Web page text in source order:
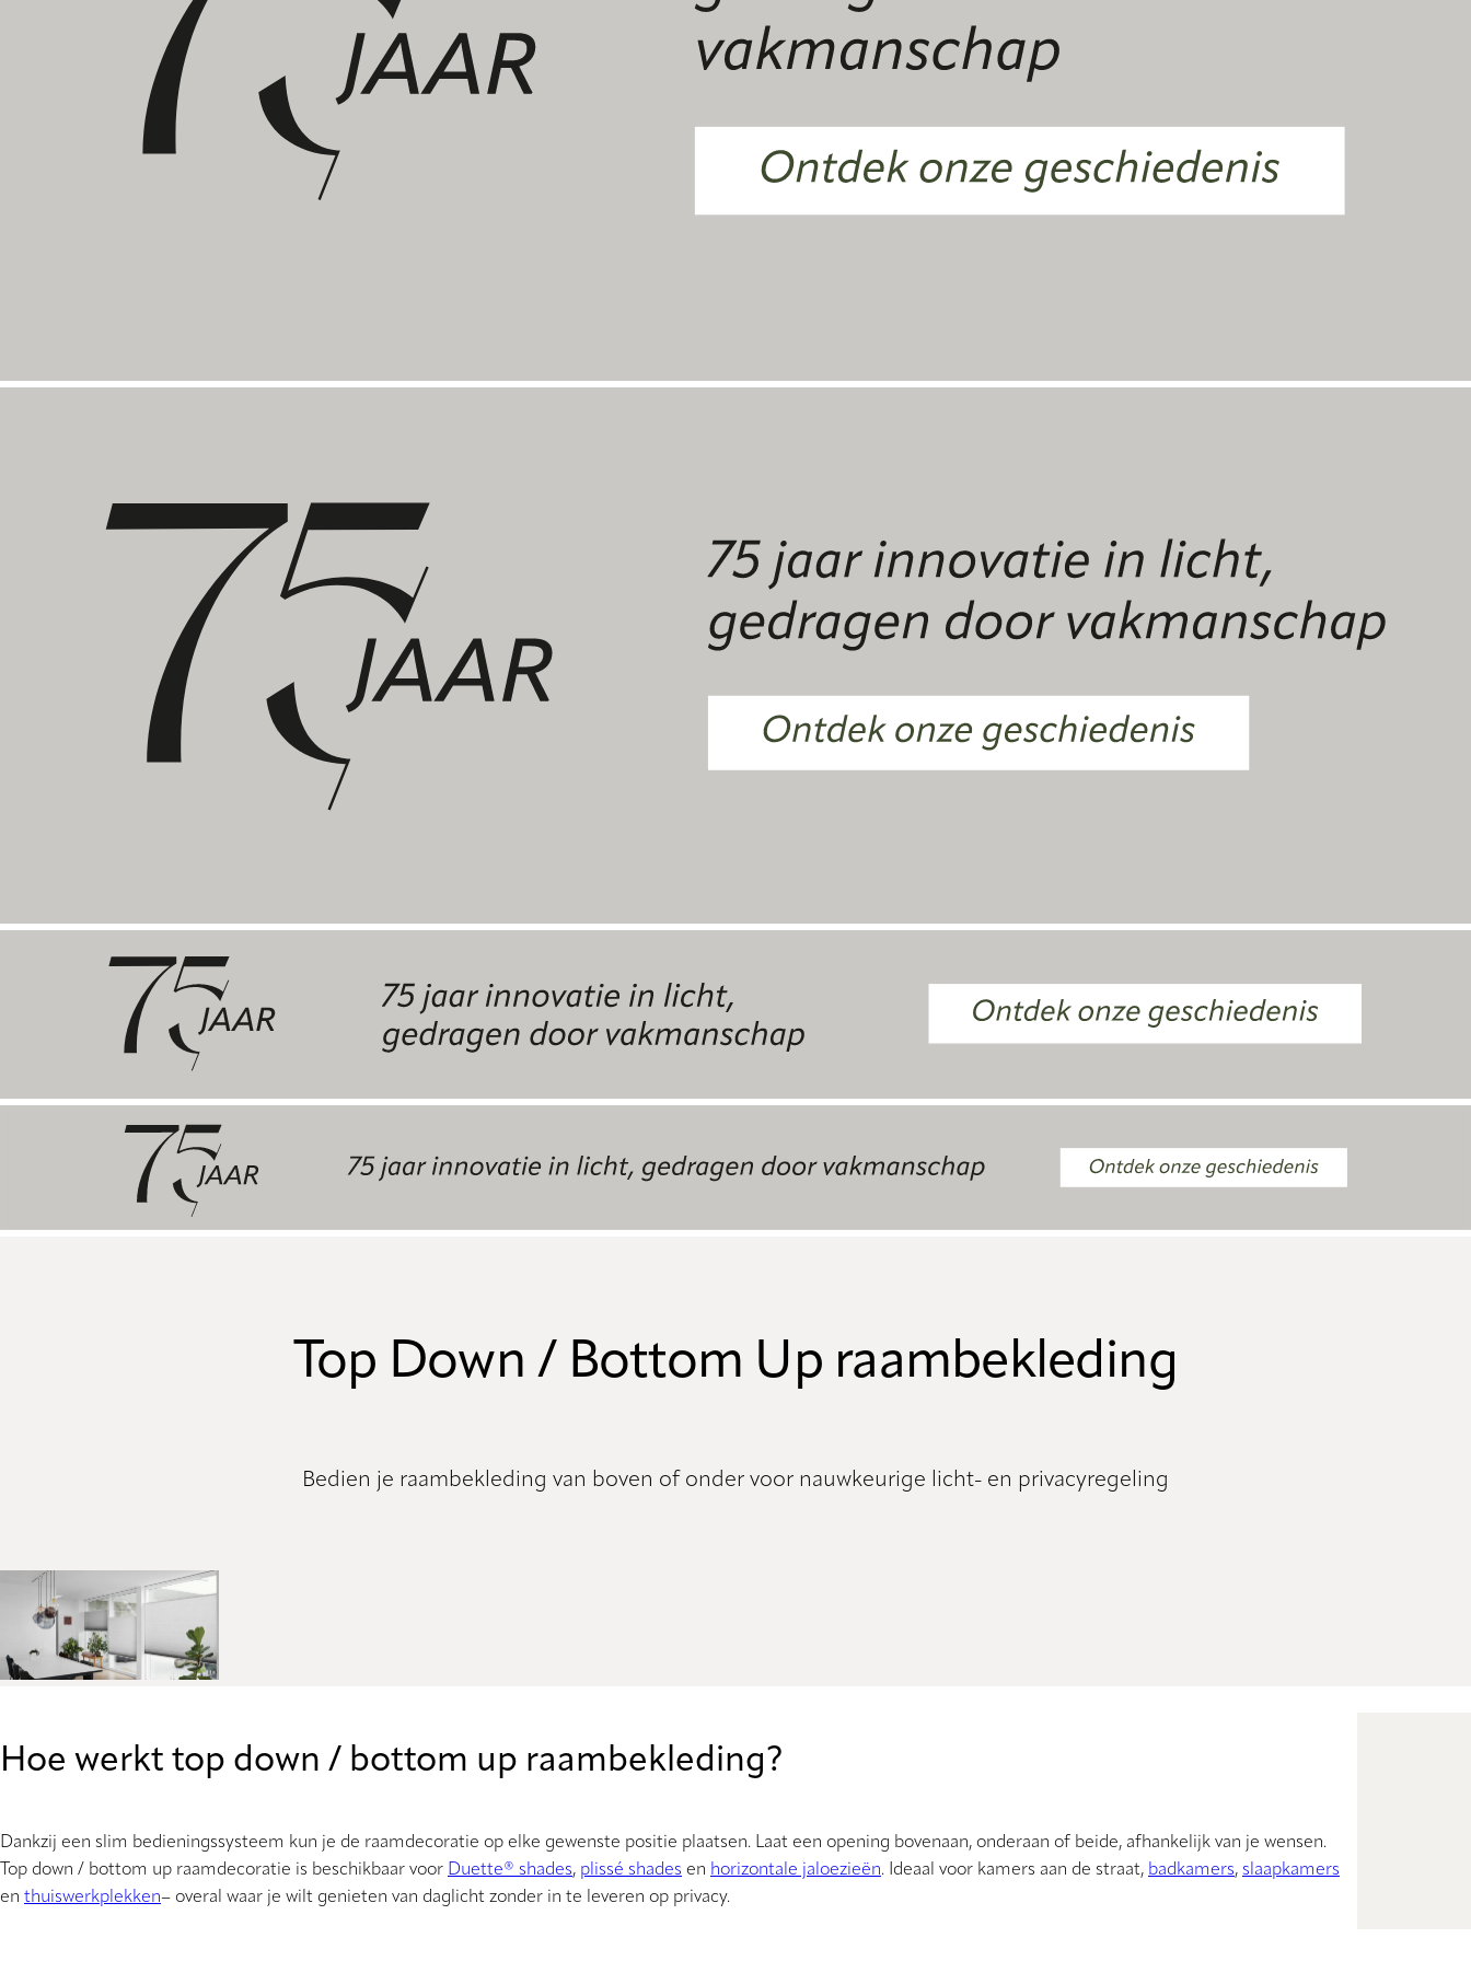
Top Down / Bottom Up raambekleding
Bedien je raambekleding van boven of onder voor nauwkeurige licht- en privacyregeling
Hoe werkt top down / bottom up raambekleding?
Dankzij een slim bedieningssysteem kun je de raamdecoratie op elke gewenste positie plaatsen. Laat een opening bovenaan, onderaan of beide, afhankelijk van je wensen.
Top down / bottom up raamdecoratie is beschikbaar voor Duette® shades, plissé shades en horizontale jaloezieën. Ideaal voor kamers aan de straat, badkamers, slaapkamers
en thuiswerkplekken– overal waar je wilt genieten van daglicht zonder in te leveren op privacy.